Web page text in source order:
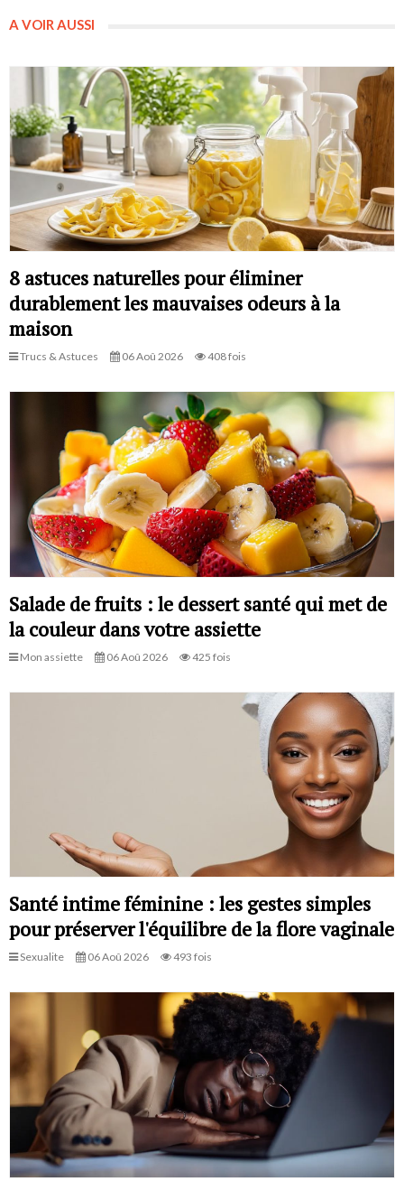
A VOIR AUSSI
8 astuces naturelles pour éliminer
durablement les mauvaises odeurs à la
maison
Trucs & Astuces 06 Aoû 2026 408 fois
Salade de fruits : le dessert santé qui met de
la couleur dans votre assiette
Mon assiette 06 Aoû 2026 425 fois
Santé intime féminine : les gestes simples
pour préserver l'équilibre de la flore vaginale
Sexualite 06 Aoû 2026 493 fois